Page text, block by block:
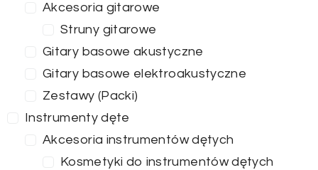
Akcesoria gitarowe
Struny gitarowe
Gitary basowe akustyczne
Gitary basowe elektroakustyczne
Zestawy (Packi)
Instrumenty dęte
Akcesoria instrumentów dętych
Kosmetyki do instrumentów dętych